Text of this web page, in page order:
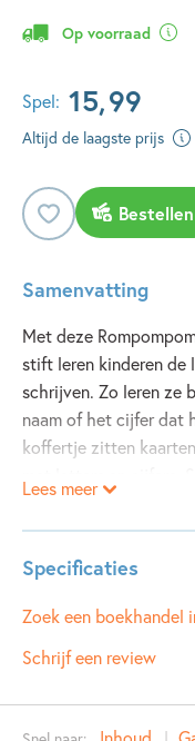
Op voorraad
Spel: 15,99
Altijd de laagste prijs
Bestellen
Samenvatting
Met deze
stift leren kinderen de
schrijven. Zo leren ze
naam of het cijfer dat
koffertje zitten
het lezen en schrijven
woordjes. De
telkens opnieuw te
geoefend worden!
• Schrijfkaarten
Lees meer
Specificaties
Leeftijdsindicatie: 4
ISBN:
9789048736621
Zoek een boekhandel
Schrijf een review